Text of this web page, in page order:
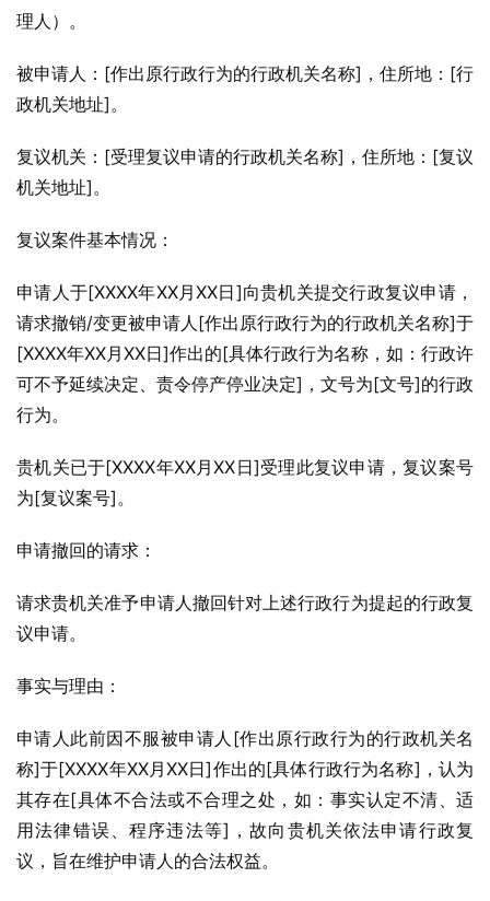
理人）。
被申请人：[作出原行政行为的行政机关名称]，住所地：[行
政机关地址]。
复议机关：[受理复议申请的行政机关名称]，住所地：[复议
机关地址]。
复议案件基本情况：
申请人于[XXXX年XX月XX日]向贵机关提交行政复议申请，
请求撤销/变更被申请人[作出原行政行为的行政机关名称]于
[XXXX年XX月XX日]作出的[具体行政行为名称，如：行政许
可不予延续决定、责令停产停业决定]，文号为[文号]的行政
行为。
贵机关已于[XXXX年XX月XX日]受理此复议申请，复议案号
为[复议案号]。
申请撤回的请求：
请求贵机关准予申请人撤回针对上述行政行为提起的行政复
议申请。
事实与理由：
申请人此前因不服被申请人[作出原行政行为的行政机关名
称]于[XXXX年XX月XX日]作出的[具体行政行为名称]，认为
其存在[具体不合法或不合理之处，如：事实认定不清、适
用法律错误、程序违法等]，故向贵机关依法申请行政复
议，旨在维护申请人的合法权益。